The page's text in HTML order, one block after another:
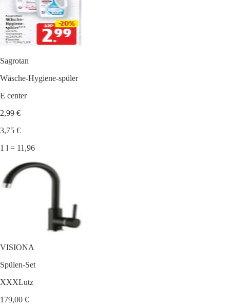
Sagrotan
Wäsche-Hygiene-spüler
E center
2,99 €
3,75 €
1 l = 11,96
VISIONA
Spülen-Set
XXXLutz
179,00 €